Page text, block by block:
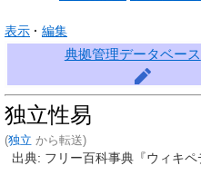
表示
編集
典拠管理データベース
独立性易
(独立 から転送)
出典: フリー百科事典『ウィキ